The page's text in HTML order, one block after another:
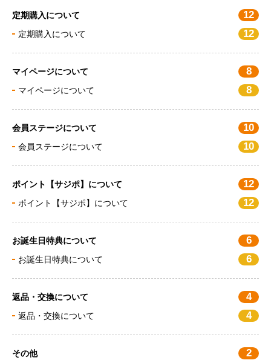
定期購入について 12
定期購入について 12
マイページについて 8
マイページについて 8
会員ステージについて 10
会員ステージについて 10
ポイント【サジポ】について 12
ポイント【サジポ】について 12
お誕生日特典について 6
お誕生日特典について 6
返品・交換について 4
返品・交換について 4
その他 2